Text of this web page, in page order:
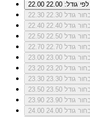
22.00
גודל: 22.00
22.30
גודל 22.30
22.40
גודל 22.40
22.50
גודל 22.50
22.70
גודל 22.70
23.00
גודל 23.00
23.20
גודל 23.20
23.30
גודל 23.30
23.50
גודל 23.50
23.90
גודל 23.90
24.00
גודל 24.00